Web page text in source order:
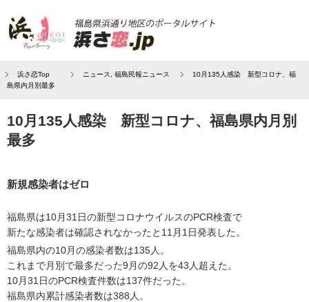
浜さ恋Top ニュース 福島民報ニュース
10月135人感染 新型コロナ、福
島県内月別最多
10月135人感染 新型コロナ、福島県内月別
最多
新規感染者はゼロ
福島県は10月31日の新型コロナウイルスのPCR検査で
新たな感染者は確認されなかったと11月1日発表した。
福島県内の10月の感染者数は135人。
これまで月別で最多だった9月の92人を43人超えた。
10月31日のPCR検査件数は137件だった。
福島県内累計感染者数は388人。